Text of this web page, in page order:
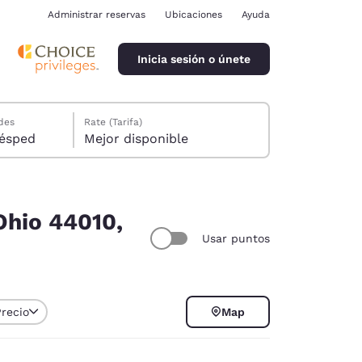
Administrar reservas Ubicaciones Ayuda
Inicia sesión o únete
1 huésped
Rate (Tarifa)
Mejor disponible
44010,
Usar puntos
Map